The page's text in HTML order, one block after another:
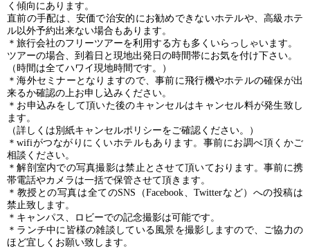
く傾向にあります。
直前の手配は、安価で治安的にお勧めできないホテルや、高級ホテ
ル以外予約出来ない場合もあります。
＊旅行会社のフリーツアーを利用する方も多くいらっしゃいます。
ツアーの場合、到着日と現地出発日の時間帯にお気を付け下さい。
（時間は全てハワイ現地時間です。）
＊海外セミナーとなりますので、事前に飛行機やホテルの確保が出
来るか確認の上お申し込みください。
＊お申込みをして頂いた後のキャンセルはキャンセル料が発生致し
ます。
（詳しくは別紙キャンセルポリシーをご確認ください。）
＊wifiがつながりにくいホテルもあります。事前にお調べ頂くかご
相談ください。
＊解剖室内での写真撮影は禁止とさせて頂いております。事前に携
帯電話やカメラは一括で保管させて頂きます。
＊教授との写真は全てのSNS（Facebook、Twitterなど）への投稿は
禁止致します。
＊キャンパス、ロビーでの記念撮影は可能です。
＊ランチ中に皆様の雑談している風景を撮影しますので、ご協力の
ほど宜しくお願い致します。